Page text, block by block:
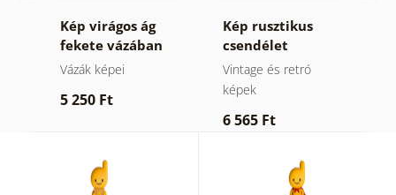
Kép virágos ág
fekete vázában
Vázák képei
5 250 Ft
Kép rusztikus
csendélet
Vintage és retró
képek
6 565 Ft